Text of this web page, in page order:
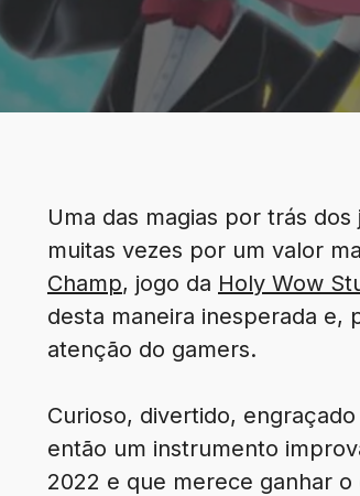
Uma das magias por trás
muitas vezes por um valor
Champ, jogo da Holy Wow
desta maneira inesperada e,
atenção do gamers.
Curioso, divertido,
então um instrumento
2022 e que merece ganhar